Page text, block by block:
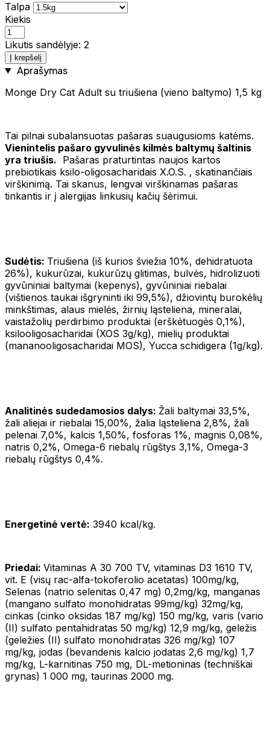
Talpa
Kiekis
Likutis sandėlyje: 2
Į krepšelį
Aprašymas
Monge Dry Cat Adult su triušiena (vieno baltymo) 1,5 kg
Tai pilnai subalansuotas pašaras suaugusioms katėms.
Vienintelis pašaro gyvulinės kilmės baltymų šaltinis
yra triušis. Pašaras praturtintas naujos kartos
prebiotikais ksilo-oligosacharidais X.O.S. , skatinančiais
virškinimą. Tai skanus, lengvai virškinamas pašaras
tinkantis ir į alergijas linkusių kačių šėrimui.
Sudėtis: Triušiena (iš kurios šviežia 10%, dehidratuota
26%), kukurūzai, kukurūzų glitimas, bulvės, hidrolizuoti
gyvūniniai baltymai (kepenys), gyvūniniai riebalai
(vištienos taukai išgryninti iki 99,5%), džiovintų burokėlių
minkštimas, alaus mielės, žirnių ląsteliena, mineralai,
vaistažolių perdirbimo produktai (erškėtuogės 0,1%),
ksilooligosacharidai (XOS 3g/kg), mielių produktai
(mananooligosacharidai MOS), Yucca schidigera (1g/kg).
Analitinės sudedamosios dalys: Žali baltymai 33,5%,
žali aliejai ir riebalai 15,00%, žalia ląsteliena 2,8%, žali
pelenai 7,0%, kalcis 1,50%, fosforas 1%, magnis 0,08%,
natris 0,2%, Omega-6 riebalų rūgštys 3,1%, Omega-3
riebalų rūgštys 0,4%.
Energetinė vertė: 3940 kcal/kg.
Priedai: Vitaminas A 30 700 TV, vitaminas D3 1610 TV,
vit. E (visų rac-alfa-tokoferolio acetatas) 100mg/kg,
Selenas (natrio selenitas 0,47 mg) 0,2mg/kg, manganas
(mangano sulfato monohidratas 99mg/kg) 32mg/kg,
cinkas (cinko oksidas 187 mg/kg) 150 mg/kg, varis (vario
(II) sulfato pentahidratas 50 mg/kg) 12,9 mg/kg, geležis
(geležies (II) sulfato monohidratas 326 mg/kg) 107
mg/kg, jodas (bevandenis kalcio jodatas 2,6 mg/kg) 1,7
mg/kg, L-karnitinas 750 mg, DL-metioninas (techniškai
grynas) 1 000 mg, taurinas 2000 mg.